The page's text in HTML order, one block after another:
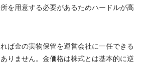
を用意する必要があるためハードルが高
ば金の実物保管を運営会社に一任できる
りません。金価格は株式とは基本的に逆